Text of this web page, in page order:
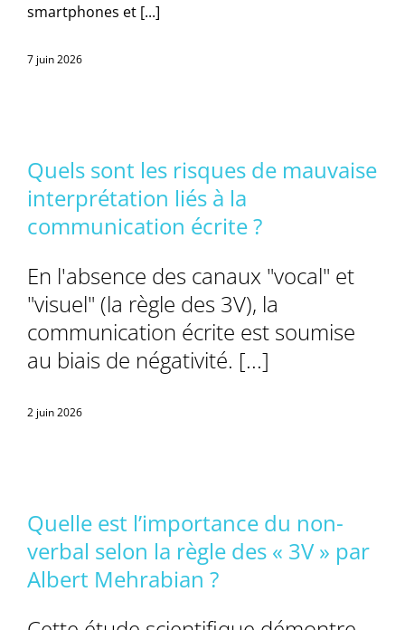
smartphones et [...]
7 juin 2026
Quels sont les risques de mauvaise
interprétation liés à la
communication écrite ?
En l'absence des canaux "vocal" et
"visuel" (la règle des 3V), la
communication écrite est soumise
au biais de négativité. [...]
2 juin 2026
Quelle est l’importance du non-
verbal selon la règle des « 3V » par
Albert Mehrabian ?